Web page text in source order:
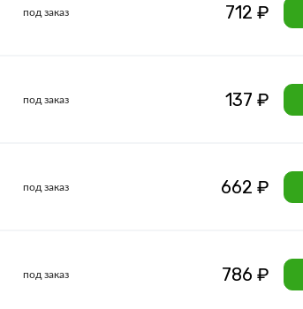
под заказ 712 ₽
под заказ 137 ₽
под заказ 662 ₽
под заказ 786 ₽